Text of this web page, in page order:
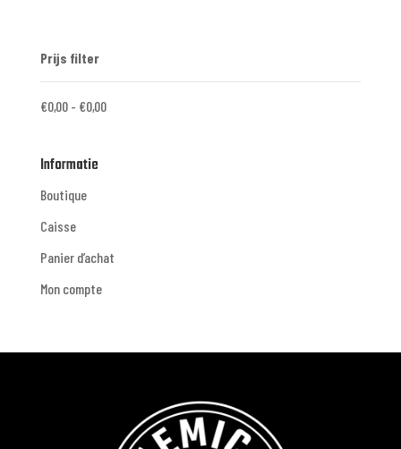
Prijs filter
€0,00- €0,00
Informatie
Boutique
Caisse
Panier d’achat
Mon compte